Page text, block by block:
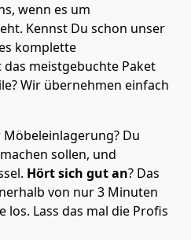
wenn es um
Kennst Du schon unser
komplette
meistgebuchte Paket
Wir übernehmen einfach
Du
sollen, und
Hört sich gut an? Das
von nur 3 Minuten
los. Lass das mal die Profis